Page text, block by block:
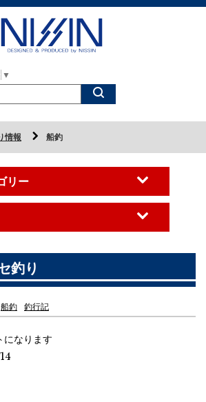
▼
情報 船釣
釣り
船釣 釣行記
になります